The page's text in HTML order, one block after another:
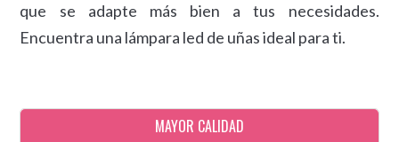
que se adapte más bien a tus necesidades.
Encuentra una lámpara led de uñas ideal para ti.
MAYOR CALIDAD